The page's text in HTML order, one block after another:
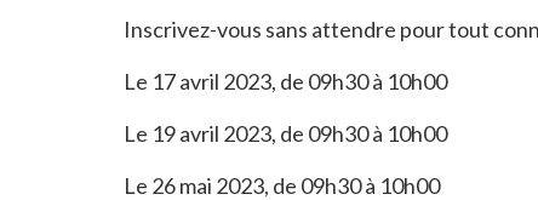
Inscrivez-vous sans attendre pour tout
Le 17 avril 2023, de 09h30 à 10h00
Le 19 avril 2023, de 09h30 à 10h00
Le 26 mai 2023, de 09h30 à 10h00